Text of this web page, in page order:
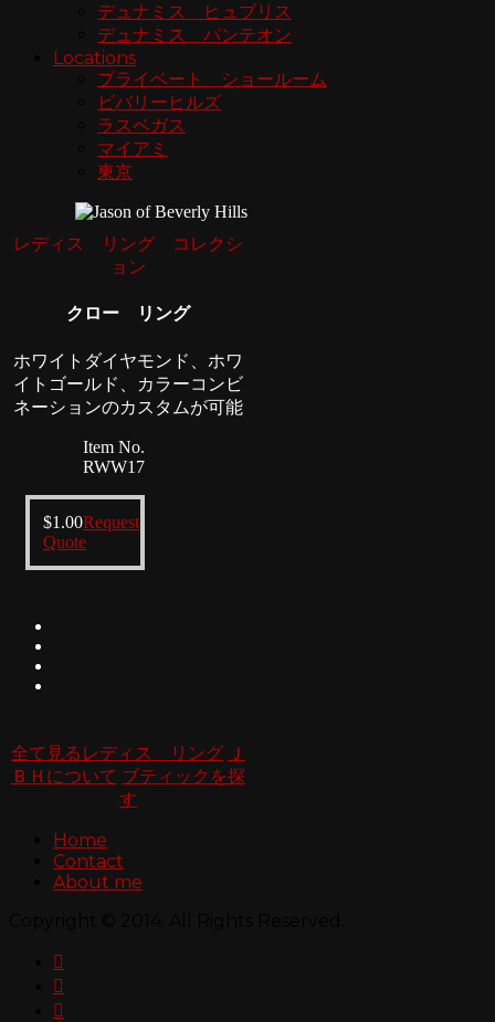
デュナミス ヒュブリス
デュナミス パンテオン
Locations
プライベート ショールーム
ビバリーヒルズ
ラスベガス
マイアミ
東京
レディス リング コレクシ
ョン
クロー リング
ホワイトダイヤモンド、ホワ
イトゴールド、カラーコンビ
ネーションのカスタムが可能
Item No.
RWW17
$1.00Request
Quote
全て見るレディス リング
Ｊ
ＢＨについて ブティックを探
す
Home
Contact
About me


